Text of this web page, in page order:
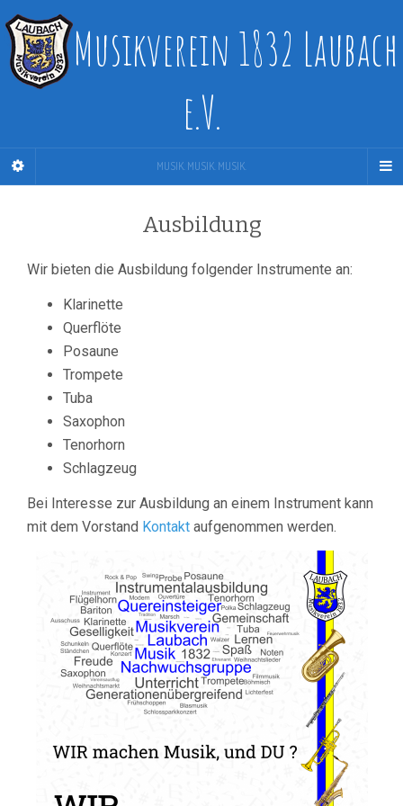
Musikverein 1832 Laubach
e.V.
MUSIK. MUSIK. MUSIK.
Ausbildung
Wir bieten die Ausbildung folgender Instrumente an:
Klarinette
Querflöte
Posaune
Trompete
Tuba
Saxophon
Tenorhorn
Schlagzeug
Bei Interesse zur Ausbildung an einem Instrument kann
mit dem Vorstand Kontakt aufgenommen werden.